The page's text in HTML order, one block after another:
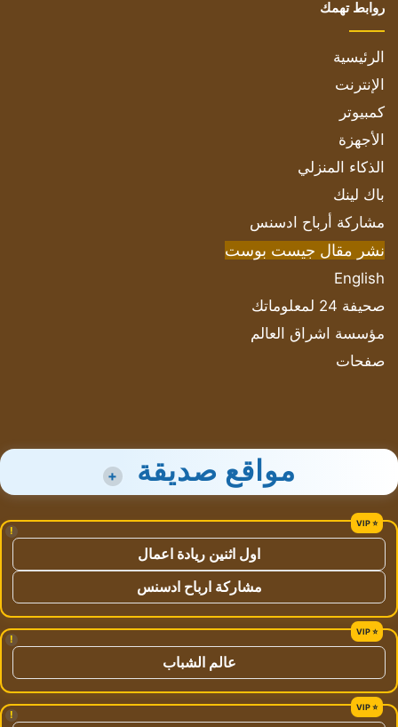
روابط تهمك
الرئيسية
الإنترنت
كمبيوتر
الأجهزة
الذكاء المنزلي
باك لينك
مشاركة أرباح ادسنس
نشر مقال جيست بوست
English
صحيفة 24 لمعلوماتك
مؤسسة اشراق العالم
صفحات
مواقع صديقة +
!
اول اثنين ريادة اعمال
مشاركة ارباح ادسنس
!
عالم الشباب
!